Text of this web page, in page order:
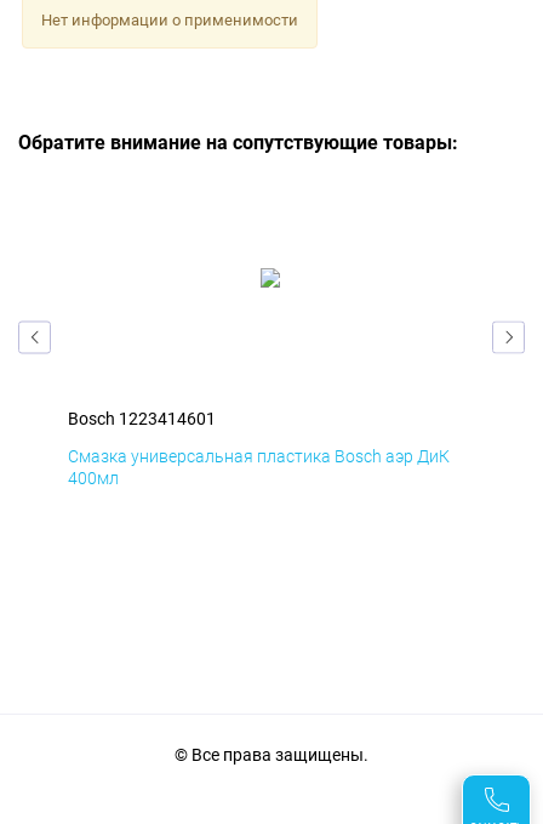
Нет информации о применимости
Обратите внимание на сопутствующие товары:
Bosch 1223414601
Смазка универсальная пластика Bosch аэр ДиК
400мл
© Все права защищены.